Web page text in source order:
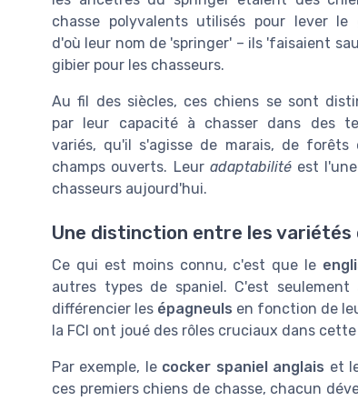
chasse polyvalents utilisés pour lever le
d'où leur nom de 'springer' – ils 'faisaient
gibier pour les chasseurs.
Au fil des siècles, ces chiens se sont
par leur capacité à chasser dans des
variés, qu'il s'agisse de marais, de forêts
champs ouverts. Leur adaptabilitéest l'une
chasseurs aujourd'hui.
Une distinction entre les variétés
Ce qui est moins connu, c'est que le
autres types de spaniel. C'est
différencier les épagneuls en fonction de
la FCI ont joué des rôles cruciaux dans
Par exemple, le cocker spaniel anglais et
ces premiers chiens de chasse, chacun